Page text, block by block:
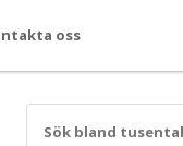
oss